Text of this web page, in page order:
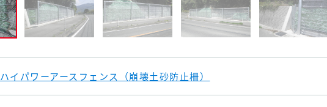
ハイパワーアースフェンス（崩壊土砂防止柵）